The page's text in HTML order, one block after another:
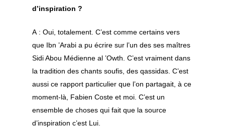
d’inspiration ?
A : Oui, totalement. C’est comme certains vers
que Ibn ’Arabi a pu écrire sur l’un des ses maîtres
Sidi Abou Médienne al ’Owth. C’est vraiment dans
la tradition des chants soufis, des qassidas. C’est
aussi ce rapport particulier que l’on partagait, à ce
moment-là, Fabien Coste et moi. C’est un
ensemble de choses qui fait que la source
d’inspiration c’est Lui.